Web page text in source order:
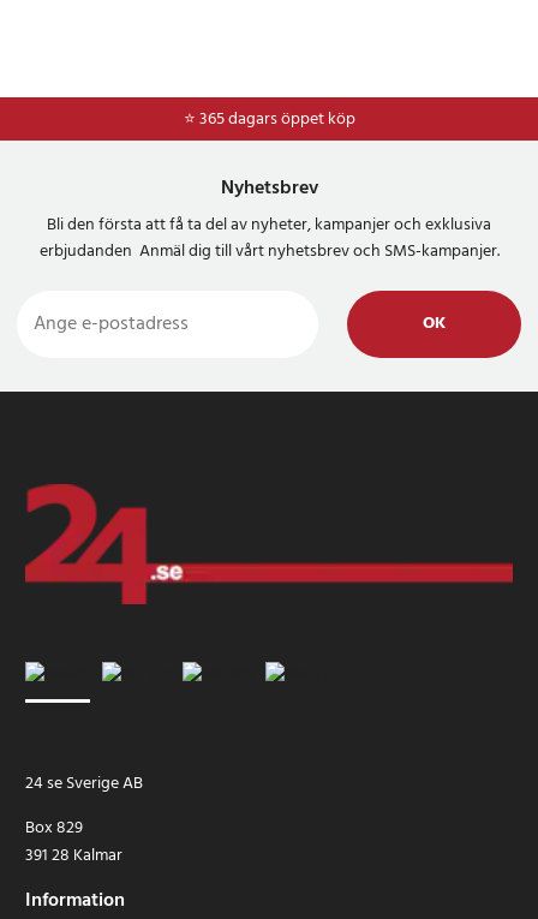
⭐ 365 dagars öppet köp
Nyhetsbrev
Bli den första att få ta del av nyheter, kampanjer och exklusiva
erbjudanden Anmäl dig till vårt nyhetsbrev och SMS-kampanjer.
OK
24 se Sverige AB
Box 829
391 28 Kalmar
Information